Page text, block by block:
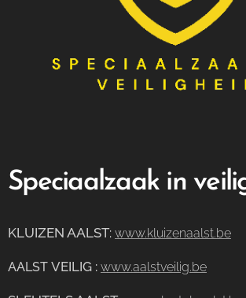
Speciaalzaak in
KLUIZEN AALST: www.kluizenaalst.be
AALST VEILIG : www.aalstveilig.be